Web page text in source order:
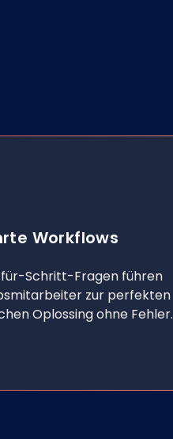
Workflows
Schritt-Fragen führen
zur perfekten
Oplossing ohne Fehler.